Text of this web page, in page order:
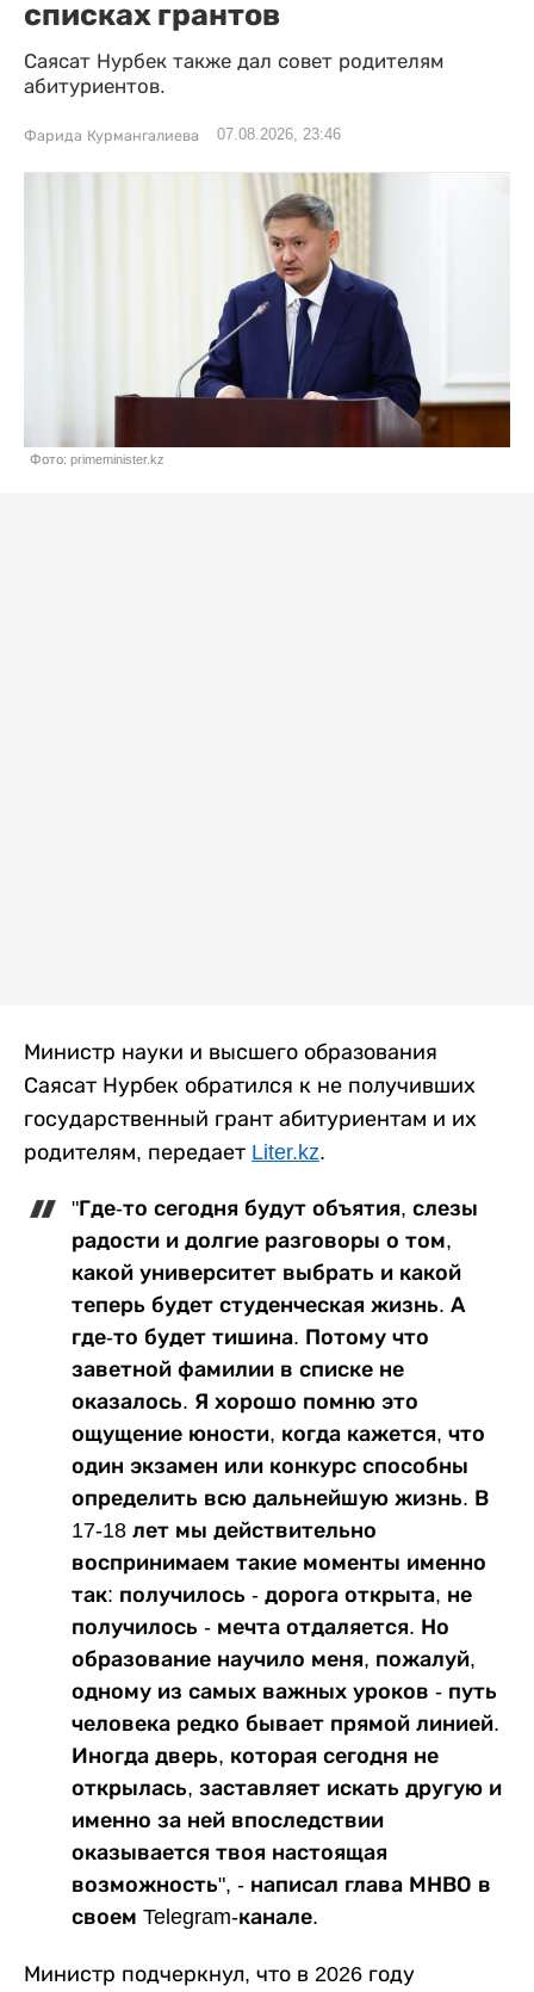
списках грантов
Саясат Нурбек также дал совет родителям
абитуриентов.
Фарида Курмангалиева 07.08.2026, 23:46
Фото: primeminister.kz
Министр науки и высшего образования
Саясат Нурбек обратился к не получивших
государственный грант абитуриентам и их
родителям, передает Liter.kz.
"Где-то сегодня будут объятия, слезы
радости и долгие разговоры о том,
какой университет выбрать и какой
теперь будет студенческая жизнь. А
где-то будет тишина. Потому что
заветной фамилии в списке не
оказалось. Я хорошо помню это
ощущение юности, когда кажется, что
один экзамен или конкурс способны
определить всю дальнейшую жизнь. В
17-18 лет мы действительно
воспринимаем такие моменты именно
так: получилось - дорога открыта, не
получилось - мечта отдаляется. Но
образование научило меня, пожалуй,
одному из самых важных уроков - путь
человека редко бывает прямой линией.
Иногда дверь, которая сегодня не
открылась, заставляет искать другую и
именно за ней впоследствии
оказывается твоя настоящая
возможность", - написал глава МНВО в
своем Telegram-канале.
Министр подчеркнул, что в 2026 году